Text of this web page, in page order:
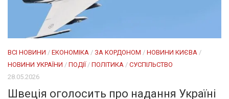
ВСІ НОВИНИ / ЕКОНОМІКА / ЗА КОРДОНОМ / НОВИНИ КИЄВА /
НОВИНИ УКРАЇНИ / ПОДІЇ / ПОЛІТИКА / СУСПІЛЬСТВО
28.05.2026
Швеція оголосить про надання Україні